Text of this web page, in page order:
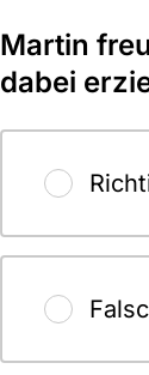
Martin
dabei